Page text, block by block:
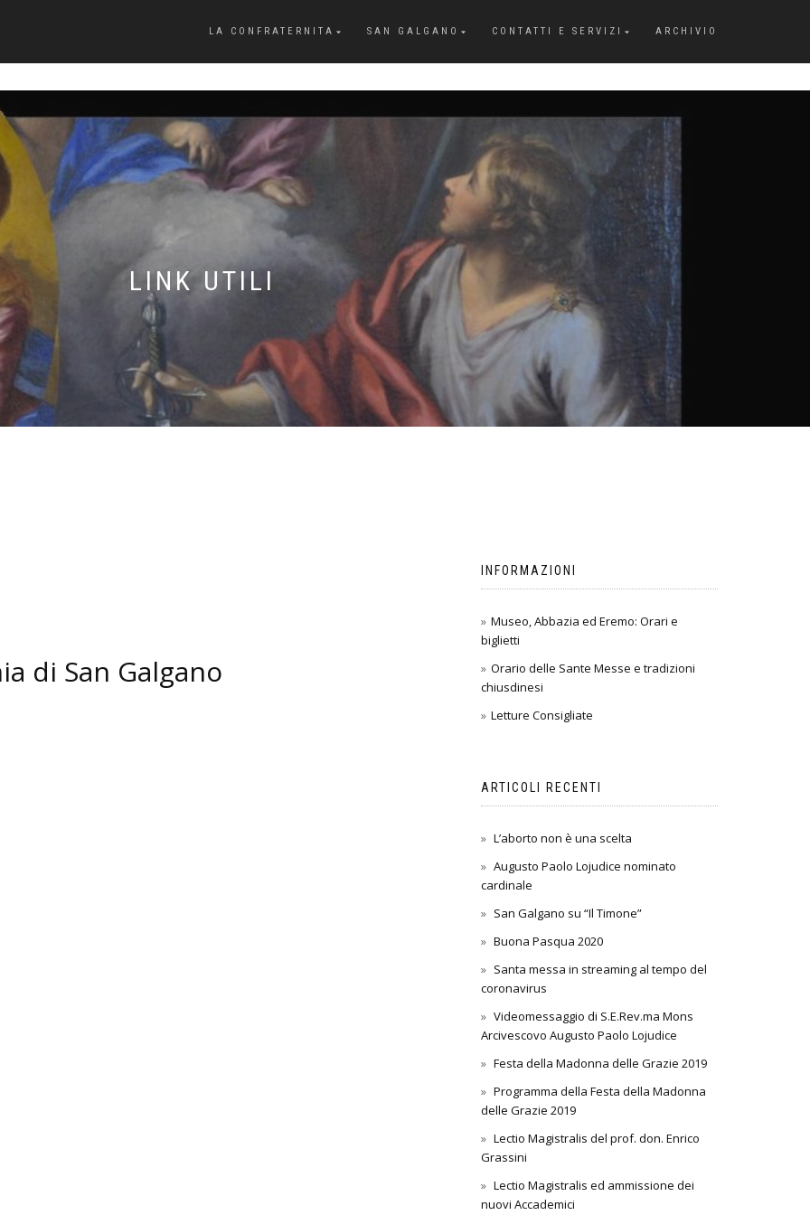
LA CONFRATERNITA SAN GALGANO CONTATTI E SERVIZI ARCHIVIO
LINK UTILI
di San Galgano
INFORMAZIONI
Museo, Abbazia ed Eremo: Orari e
biglietti
Orario delle Sante Messe e tradizioni
chiusdinesi
Letture Consigliate
ARTICOLI RECENTI
L’aborto non è una scelta
Augusto Paolo Lojudice nominato
cardinale
San Galgano su “Il Timone”
Buona Pasqua 2020
Santa messa in streaming al tempo del
coronavirus
Videomessaggio di S.E.Rev.ma Mons
Arcivescovo Augusto Paolo Lojudice
Festa della Madonna delle Grazie 2019
Programma della Festa della Madonna
delle Grazie 2019
Lectio Magistralis del prof. don. Enrico
Grassini
Lectio Magistralis ed ammissione dei
nuovi Accademici